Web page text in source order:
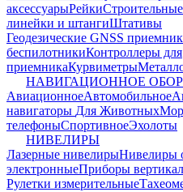
аксессуарыРейки
линейки и штангиШтативы
Геодезические GNSS
беспилотникиКонтроллеры для
приемникаКурвиметры
НАВИГАЦИОННОЕ
АвиационноеАвтомобильное
навигаторы Для Животных
телефоныСпортивноеЭхолоты
НИВЕЛИРЫ
Лазерные нивелирыНивелиры
электронныеПриборы
Рулетки измерительные